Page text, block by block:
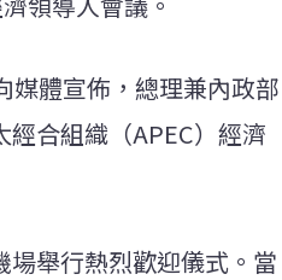
媒體宣佈，總理兼內政部
合組織（APEC）經濟
舉行熱烈歡迎儀式。當